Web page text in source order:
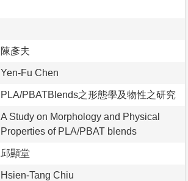
陳彥夫
Yen-Fu Chen
PLA/PBATBlends之形態學及物性之研究
A Study on Morphology and Physical
Properties of PLA/PBAT blends
邱顯堂
Hsien-Tang Chiu